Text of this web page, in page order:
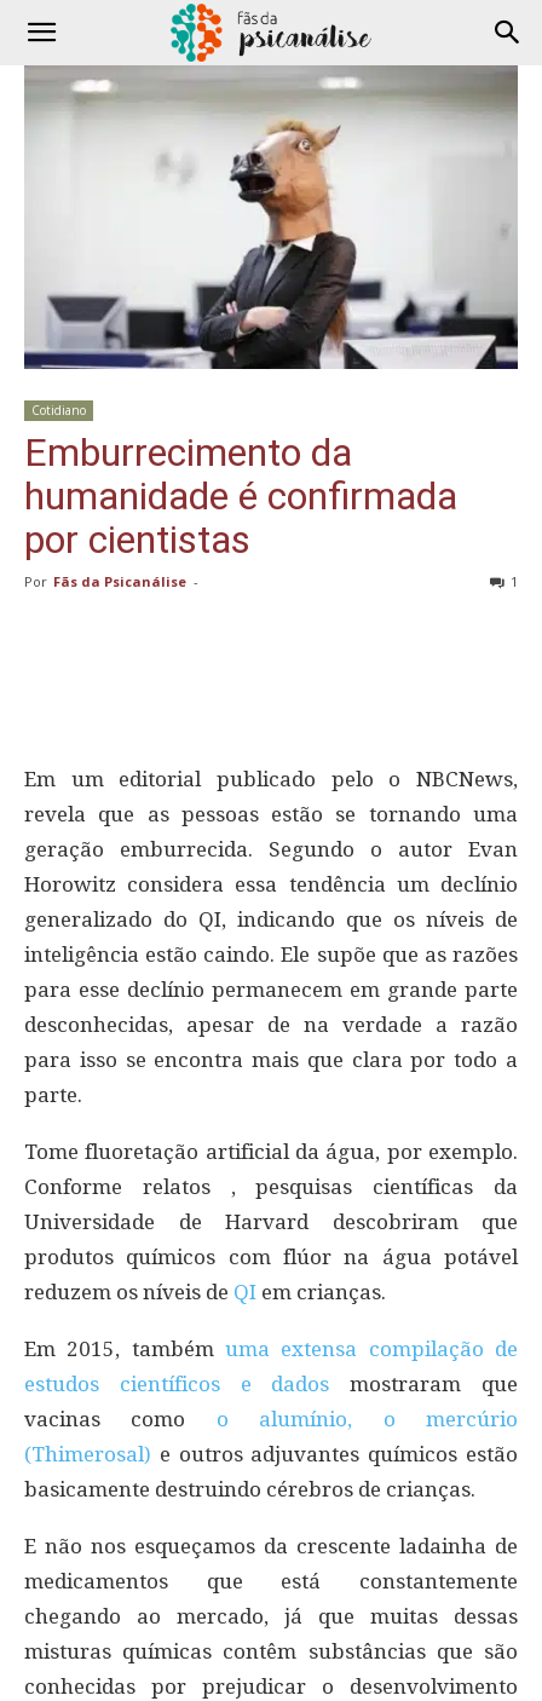
Cotidiano
Emburrecimento da
humanidade é confirmada
por cientistas
Por Fãs da Psicanálise - 1
Em um editorial publicado pelo o NBCNews,
revela que as pessoas estão se tornando uma
geração emburrecida. Segundo o autor Evan
Horowitz considera essa tendência um declínio
generalizado do QI, indicando que os níveis de
inteligência estão caindo. Ele supõe que as razões
para esse declínio permanecem em grande parte
desconhecidas, apesar de na verdade a razão
para isso se encontra mais que clara por todo a
parte.
Tome fluoretação artificial da água, por exemplo.
Conforme relatos , pesquisas científicas da
Universidade de Harvard descobriram que
produtos químicos com flúor na água potável
reduzem os níveis de QI em crianças.
Em 2015, também uma extensa compilação de
estudos científicos e dados mostraram que
vacinas como o alumínio, o mercúrio
(Thimerosal) e outros adjuvantes químicos estão
basicamente destruindo cérebros de crianças.
E não nos esqueçamos da crescente ladainha de
medicamentos que está constantemente
chegando ao mercado, já que muitas dessas
misturas químicas contêm substâncias que são
conhecidas por prejudicar o desenvolvimento